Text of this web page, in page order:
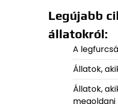
Legújabb
állatokról:
A
Állatok,
Állatok,
megoldani